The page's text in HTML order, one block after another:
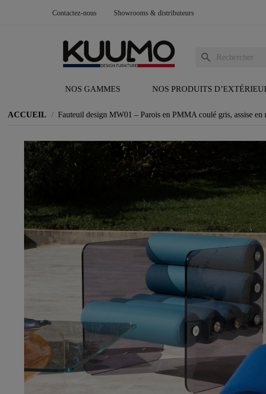
Contactez-nous Showrooms & distributeurs
NOS GAMMES NOS PRODUITS
search
ACCUEIL Fauteuil design MW01 – Parois en PMMA coulé gris, assise en